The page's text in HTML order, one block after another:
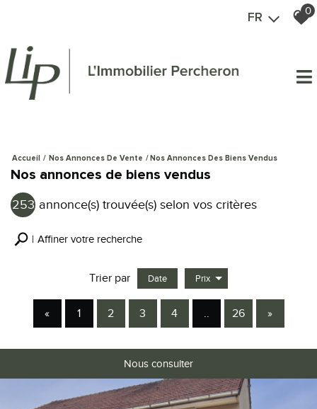
FR
0
Accueil Nos Annonces De Vente Nos Annonces Des Biens Vendus
Nos annonces de biens vendus
253 annonce(s) trouvée(s) selon vos critères
Affiner votre recherche
Trier par Date Prix
« 1 2 3 4 26 »
Nous consulter